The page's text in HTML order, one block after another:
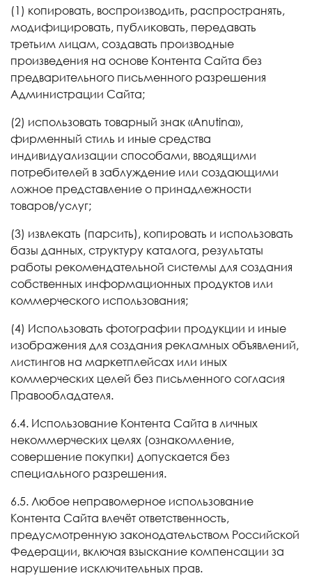
(1) копировать, воспроизводить, распространять,
модифицировать, публиковать, передавать
третьим лицам, создавать производные
произведения на основе Контента Сайта без
предварительного письменного разрешения
Администрации Сайта;
(2) использовать товарный знак «Anutina»,
фирменный стиль и иные средства
индивидуализации способами, вводящими
потребителей в заблуждение или создающими
ложное представление о принадлежности
товаров/услуг;
(3) извлекать (парсить), копировать и использовать
базы данных, структуру каталога, результаты
работы рекомендательной системы для создания
собственных информационных продуктов или
коммерческого использования;
(4) Использовать фотографии продукции и иные
изображения для создания рекламных объявлений,
листингов на маркетплейсах или иных
коммерческих целей без письменного согласия
Правообладателя.
6.4. Использование Контента Сайта в личных
некоммерческих целях (ознакомление,
совершение покупки) допускается без
специального разрешения.
6.5. Любое неправомерное использование
Контента Сайта влечёт ответственность,
предусмотренную законодательством Российской
Федерации, включая взыскание компенсации за
нарушение исключительных прав.